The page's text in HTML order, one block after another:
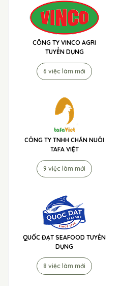
CÔNG TY VINCO AGRI
TUYỂN DỤNG
6 việc làm mới
CÔNG TY TNHH CHĂN NUÔI
TAFA VIỆT
9 việc làm mới
QUỐC ĐẠT SEAFOOD TUYỂN
DỤNG
8 việc làm mới